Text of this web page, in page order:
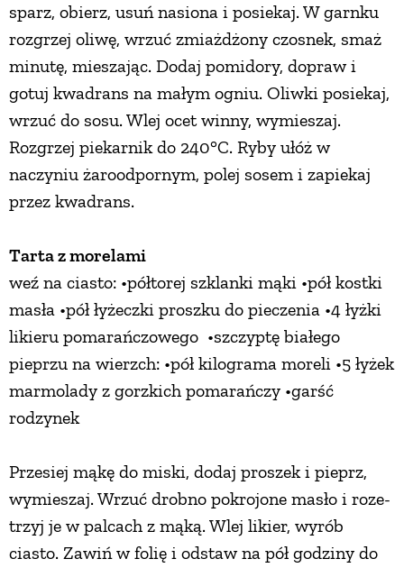
sparz, obierz, usuń nasiona i posiekaj. W garnku
rozgrzej oliwę, wrzuć zmiażdżony czosnek, smaż
minutę, mieszając. Dodaj pomidory, dopraw i
gotuj kwadrans na małym ogniu. Oliwki posiekaj,
wrzuć do sosu. Wlej ocet winny, wymieszaj.
Rozgrzej piekarnik do 240°C. Ryby ułóż w
naczyniu żaroodpornym, polej sosem i zapiekaj
przez kwadrans.
Tarta z morelami
weź na ciasto: •półtorej szklanki mąki •pół kostki
masła •pół łyżeczki proszku do pieczenia •4 łyżki
likieru pomarańczowego •szczyptę białego
pieprzu na wierzch: •pół kilograma moreli •5 łyżek
marmolady z gorzkich pomarańczy •garść
rodzynek
Przesiej mąkę do miski, dodaj proszek i pieprz,
wymieszaj. Wrzuć drobno pokrojone masło i roze-
trzyj je w palcach z mąką. Wlej likier, wyrób
ciasto. Zawiń w folię i odstaw na pół godziny do